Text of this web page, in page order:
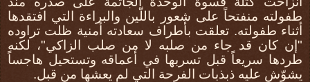
طفولته منفتحاً على شعور باللّين والبراءة التي افتقدها
أثناء طفولته. تعلقت بأطراف سعادته أمنية ظلت تراوده
"إن كان قد جاء من صلبه لا من صلب الزاكي"، لكنه
طردها سريعاً قبل تسربها في أعماقه وتستحيل هاجساً
يشوّش عليه ذبذبات الفرحة التي لم يعشها من قبل.